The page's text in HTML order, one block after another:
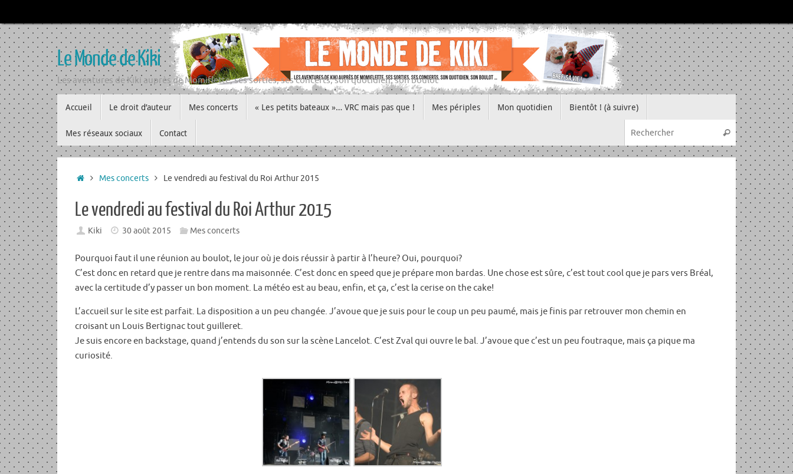
au
contenu
Le Monde de Kiki
Les aventures de Kiki auprès de Momiflette, ses sorties, ses concerts, son quotidien, son boulot
au
contenu
Accueil Le droit d’auteur Mes concerts « Les petits bateaux »… VRC mais pas que ! Mes périples Mon quotidien Bientôt ! (à suivre)
Mes réseaux sociaux Contact
Recherche
Rechercher
Accueil
Mes concerts Le vendredi au festival du Roi Arthur 2015
Le vendredi au festival du Roi Arthur 2015
Kiki 30 août 2015 Mes concerts
Pourquoi faut il une réunion au boulot, le jour où je dois réussir à partir à l’heure? Oui, pourquoi?
C’est donc en retard que je rentre dans ma maisonnée. C’est donc en speed que je prépare mon bardas. Une chose est sûre, c’est tout cool que je pars vers Bréal,
avec la certitude d’y passer un bon moment. La météo est au beau, enfin, et ça, c’est la cerise on the cake!
L’accueil sur le site est parfait. La disposition a un peu changée. J’avoue que je suis pour le coup un peu paumé, mais je finis par retrouver mon chemin en
croisant un Louis Bertignac tout guilleret.
Je suis encore en backstage, quand j’entends du son sur la scène Lancelot. C’est Zval qui ouvre le bal. J’avoue que c’est un peu foutraque, mais ça pique ma
curiosité.